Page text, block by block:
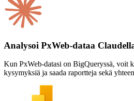
Analysoi PxWeb-dataa
Kun PxWeb-datasi on BigQueryssä, voit
kysymyksiä ja saada raportteja sekä